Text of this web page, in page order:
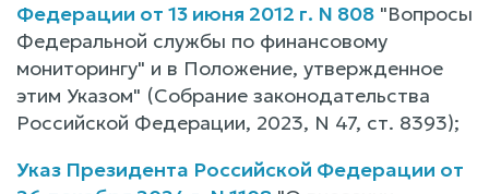
Федерации от 13 июня 2012 г. N 808 "Вопросы
Федеральной службы по финансовому
мониторингу" и в Положение, утвержденное
этим Указом" (Собрание законодательства
Российской Федерации, 2023, N 47, ст. 8393);
Указ Президента Российской Федерации от